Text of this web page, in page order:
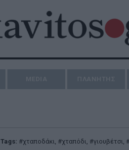
Tags: χταποδάκι, χταπόδι, γιουβέτσι,